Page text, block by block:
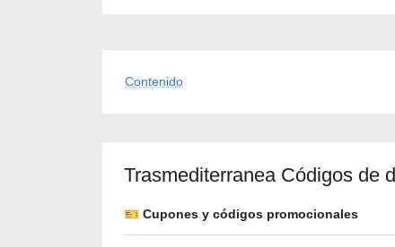
Contenido
Trasmediterranea Códigos de
🎫 Cupones y códigos promocionales